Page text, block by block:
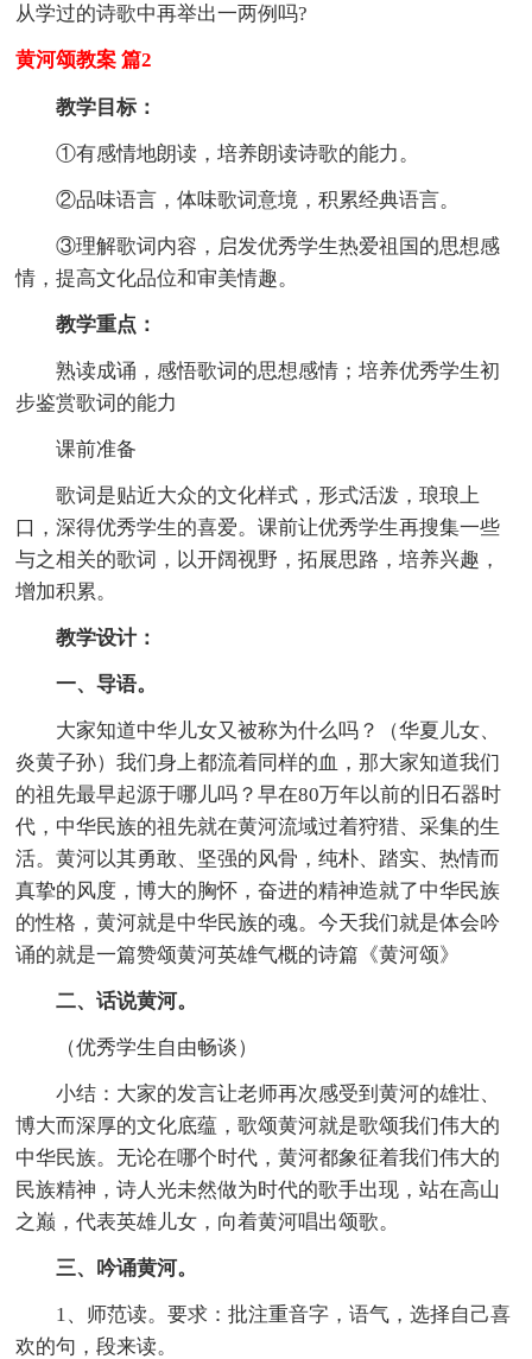
从学过的诗歌中再举出一两例吗?
黄河颂教案 篇2
教学目标：
①有感情地朗读，培养朗读诗歌的能力。
②品味语言，体味歌词意境，积累经典语言。
③理解歌词内容，启发优秀学生热爱祖国的思想感
情，提高文化品位和审美情趣。
教学重点：
熟读成诵，感悟歌词的思想感情；培养优秀学生初
步鉴赏歌词的能力
课前准备
歌词是贴近大众的文化样式，形式活泼，琅琅上
口，深得优秀学生的喜爱。课前让优秀学生再搜集一些
与之相关的歌词，以开阔视野，拓展思路，培养兴趣，
增加积累。
教学设计：
一、导语。
大家知道中华儿女又被称为什么吗？（华夏儿女、
炎黄子孙）我们身上都流着同样的血，那大家知道我们
的祖先最早起源于哪儿吗？早在80万年以前的旧石器时
代，中华民族的祖先就在黄河流域过着狩猎、采集的生
活。黄河以其勇敢、坚强的风骨，纯朴、踏实、热情而
真挚的风度，博大的胸怀，奋进的精神造就了中华民族
的性格，黄河就是中华民族的魂。今天我们就是体会吟
诵的就是一篇赞颂黄河英雄气概的诗篇《黄河颂》
二、话说黄河。
（优秀学生自由畅谈）
小结：大家的发言让老师再次感受到黄河的雄壮、
博大而深厚的文化底蕴，歌颂黄河就是歌颂我们伟大的
中华民族。无论在哪个时代，黄河都象征着我们伟大的
民族精神，诗人光未然做为时代的歌手出现，站在高山
之巅，代表英雄儿女，向着黄河唱出颂歌。
三、吟诵黄河。
1、师范读。要求：批注重音字，语气，选择自己喜
欢的句，段来读。